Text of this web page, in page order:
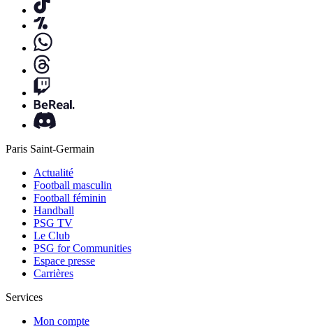
Paris Saint-Germain
Actualité
Football masculin
Football féminin
Handball
PSG TV
Le Club
PSG for Communities
Espace presse
Carrières
Services
Mon compte